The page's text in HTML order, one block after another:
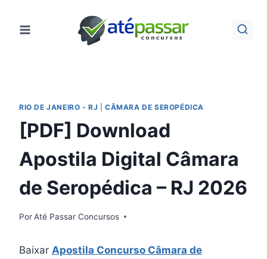
para
RIO DE JANEIRO - RJ |CÂMARA DE SEROPÉDICA
[PDF] Download
Apostila Digital Câmara
de Seropédica – RJ 2026
PorAté Passar Concursos
Baixar Apostila Concurso Câmara de